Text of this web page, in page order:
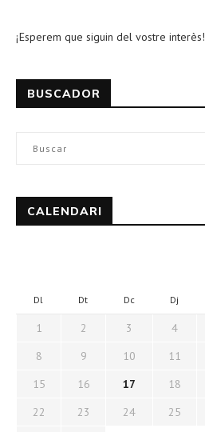
¡Esperem que siguin del vostre interès!
BUSCADOR
CALENDARI
Dl Dt Dc Dj
1 2 3 4
8
9 10 11
15
16 17 18
22
23 24 25